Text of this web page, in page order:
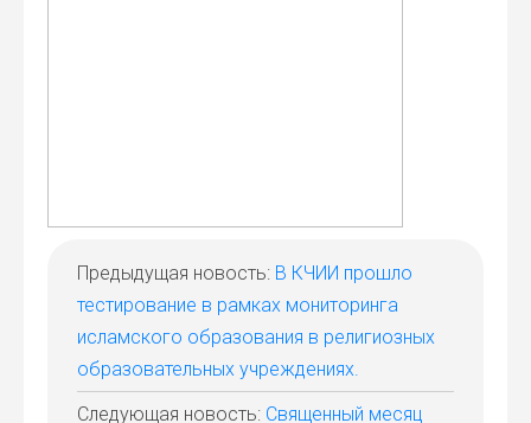
Предыдущая новость: В КЧИИ прошло
тестирование в рамках мониторинга
исламского образования в религиозных
образовательных учреждениях.
Следующая новость: Священный месяц